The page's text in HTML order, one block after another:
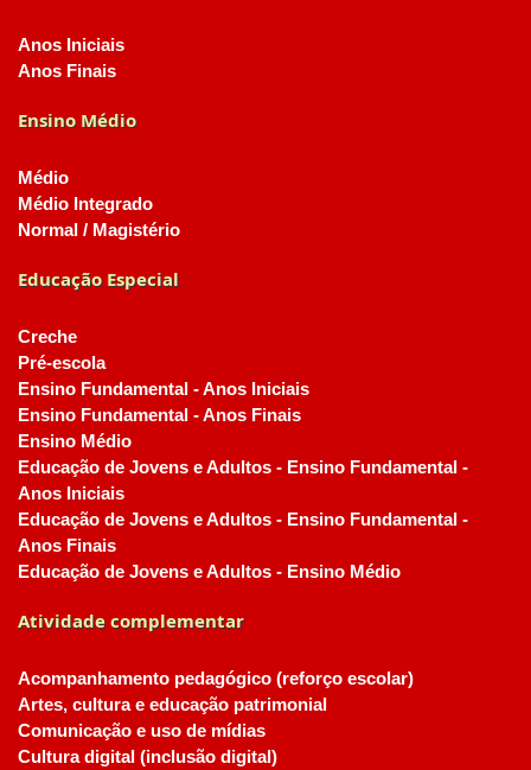
Anos Iniciais
Anos Finais
Ensino Médio
Médio
Médio Integrado
Normal / Magistério
Educação Especial
Creche
Pré-escola
Ensino Fundamental - Anos Iniciais
Ensino Fundamental - Anos Finais
Ensino Médio
Educação de Jovens e Adultos - Ensino Fundamental -
Anos Iniciais
Educação de Jovens e Adultos - Ensino Fundamental -
Anos Finais
Educação de Jovens e Adultos - Ensino Médio
Atividade complementar
Acompanhamento pedagógico (reforço escolar)
Artes, cultura e educação patrimonial
Comunicação e uso de mídias
Cultura digital (inclusão digital)